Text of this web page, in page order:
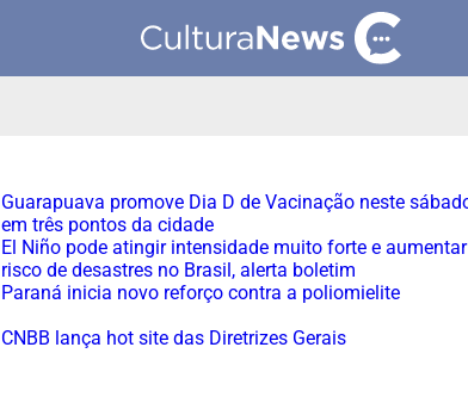
Guarapuava promove Dia D de Vacinação neste
em três pontos da cidade
El Niño pode atingir intensidade muito forte e aumentar
risco de desastres no Brasil, alerta boletim
Paraná inicia novo reforço contra a poliomielite
CNBB lança hot site das Diretrizes Gerais